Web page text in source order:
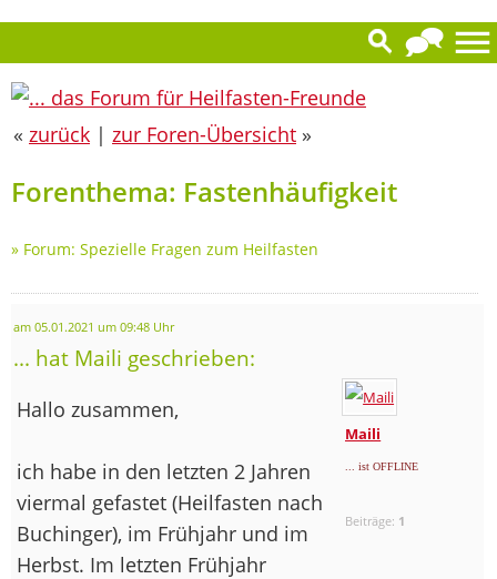
« zurück | zur Foren-Übersicht »
Forenthema: Fastenhäufigkeit
» Forum: Spezielle Fragen zum Heilfasten
am 05.01.2021 um 09:48 Uhr
... hat Maili geschrieben:
Maili
... ist OFFLINE
Beiträge: 1
Hallo zusammen,
ich habe in den letzten 2 Jahren
viermal gefastet (Heilfasten nach
Buchinger), im Frühjahr und im
Herbst. Im letzten Frühjahr